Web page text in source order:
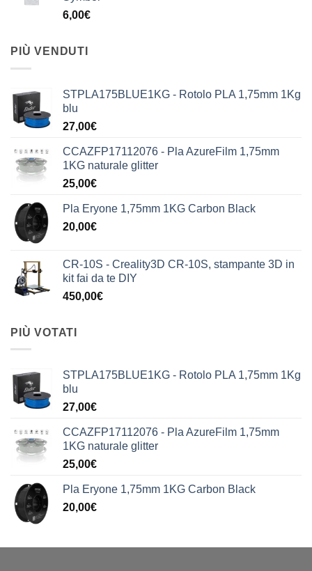
6,00€
PIÙ VENDUTI
STPLA175BLUE1KG - Rotolo PLA 1,75mm 1Kg
blu
27,00€
CCAZFP17112076 - Pla AzureFilm 1,75mm
1KG naturale glitter
25,00€
Pla Eryone 1,75mm 1KG Carbon Black
20,00€
CR-10S - Creality3D CR-10S, stampante 3D in
kit fai da te DIY
450,00€
PIÙ VOTATI
STPLA175BLUE1KG - Rotolo PLA 1,75mm 1Kg
blu
27,00€
CCAZFP17112076 - Pla AzureFilm 1,75mm
1KG naturale glitter
25,00€
Pla Eryone 1,75mm 1KG Carbon Black
20,00€